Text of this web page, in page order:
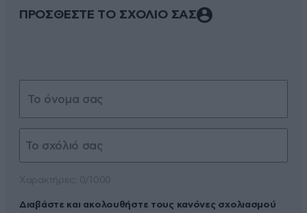
ΠΡΟΣΘΕΣΤΕ ΤΟ ΣΧΟΛΙΟ ΣΑΣ
Διαβάστε και ακολουθήστε τους κανόνες σχολιασμού